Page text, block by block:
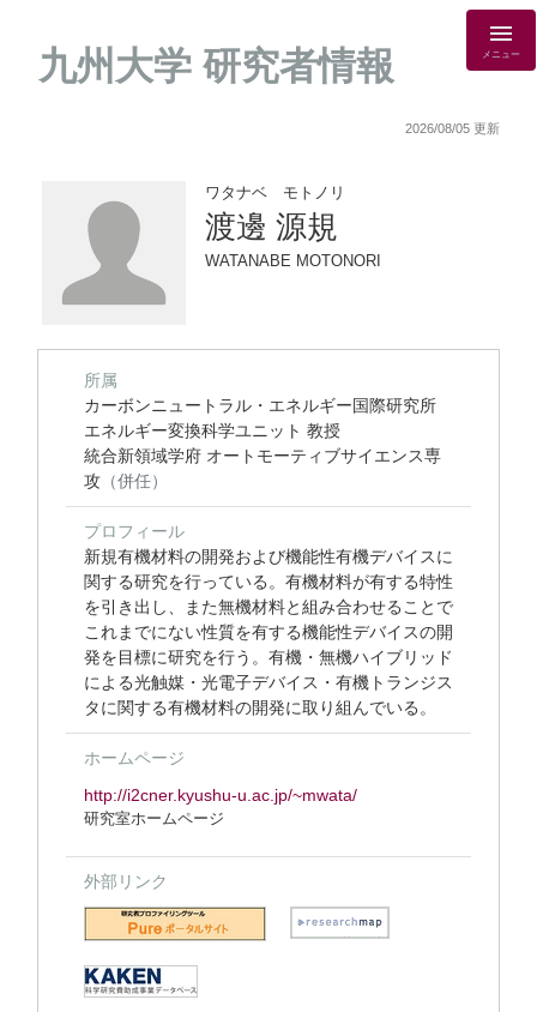
九州大学 研究者情報 メニュー
2026/08/05 更新
ワタナベ モトノリ
渡邊 源規
WATANABE MOTONORI
所属
カーボンニュートラル・エネルギー国際研究所
エネルギー変換科学ユニット 教授
統合新領域学府 オートモーティブサイエンス専
攻 （併任）
プロフィール
新規有機材料の開発および機能性有機デバイスに
関する研究を行っている。有機材料が有する特性
を引き出し、また無機材料と組み合わせることで
これまでにない性質を有する機能性デバイスの開
発を目標に研究を行う。有機・無機ハイブリッド
による光触媒・光電子デバイス・有機トランジス
タに関する有機材料の開発に取り組んでいる。
ホームページ
http://i2cner.kyushu-u.ac.jp/~mwata/
研究室ホームページ
外部リンク